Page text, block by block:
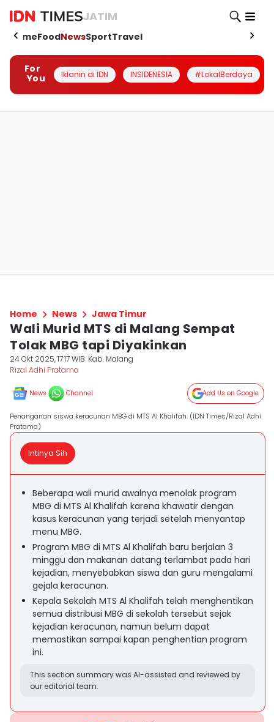
JATIM
HomeFoodNewsSportTravel
For
You
Iklanin di IDN INSIDENESIA #LokalBerdaya
Home News Jawa Timur
Wali Murid MTS di Malang Sempat
Tolak MBG tapi Diyakinkan
24 Okt 2025, 17:17 WIB Kab. Malang
Rizal Adhi Pratama
News Channel Add Us on Google
Penanganan siswa keracunan MBG di MTS Al Khalifah. (IDN Times/Rizal Adhi
Pratama)
Intinya Sih
Beberapa wali murid awalnya menolak program
MBG di MTS Al Khalifah karena khawatir dengan
kasus keracunan yang terjadi setelah menyantap
menu MBG.
Program MBG di MTS Al Khalifah baru berjalan 3
minggu dan makanan datang terlambat pada hari
kejadian, menyebabkan siswa dan guru mengalami
gejala keracunan.
Kepala Sekolah MTS Al Khalifah telah menghentikan
semua distribusi MBG di sekolah tersebut sejak
kejadian keracunan, namun belum dapat
memastikan sampai kapan penghentian program
ini.
This section summary was AI-assisted and reviewed by
our editorial team.